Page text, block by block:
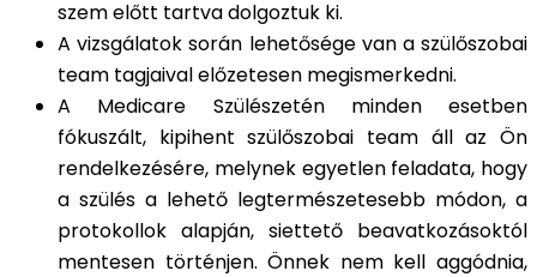
szem előtt tartva dolgoztuk ki.
A vizsgálatok során lehetősége van a szülőszobai
team tagjaival előzetesen megismerkedni.
A Medicare Szülészetén minden esetben
fókuszált, kipihent szülőszobai team áll az Ön
rendelkezésére, melynek egyetlen feladata, hogy
a szülés a lehető legtermészetesebb módon, a
protokollok alapján, siettető beavatkozásoktól
mentesen történjen. Önnek nem kell aggódnia,